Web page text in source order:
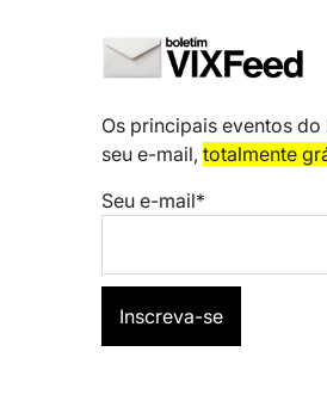
Os principais eventos do
seu e-mail, totalmente
Seu e-mail*